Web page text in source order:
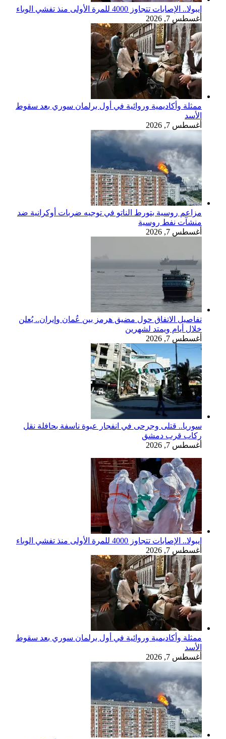
إيبولا.. الإصابات تتجاوز 4000 للمرة الأولى منذ تفشي الوباء
أغسطس 7, 2026
ممثلة وأكاديمية وروائية في أول برلمان سوري بعد سقوط
الأسد
أغسطس 7, 2026
مزاعم روسية بتورط الناتو في توجيه ضربات أوكرانية ضد
منشآت نفط روسية
أغسطس 7, 2026
تفاصيل الاتفاق حول مضيق هرمز بين عُمان وإيران.. يُعلن
خلال أيام ويمتد لشهرين
أغسطس 7, 2026
سوريا.. قتلى وجرحى في انفجار عبوة ناسفة بحافلة نقل
ركاب قرب دمشق
أغسطس 7, 2026
إيبولا.. الإصابات تتجاوز 4000 للمرة الأولى منذ تفشي الوباء
أغسطس 7, 2026
ممثلة وأكاديمية وروائية في أول برلمان سوري بعد سقوط
الأسد
أغسطس 7, 2026